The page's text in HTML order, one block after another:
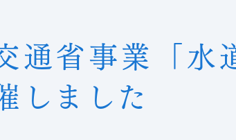
通省事業「水
しました